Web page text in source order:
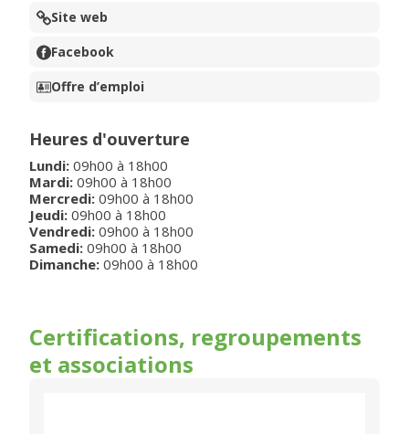
Site web
Facebook
Offre d’emploi
Heures d'ouverture
Lundi: 09h00 à 18h00
Mardi: 09h00 à 18h00
Mercredi: 09h00 à 18h00
Jeudi: 09h00 à 18h00
Vendredi: 09h00 à 18h00
Samedi: 09h00 à 18h00
Dimanche: 09h00 à 18h00
Certifications, regroupements
et associations